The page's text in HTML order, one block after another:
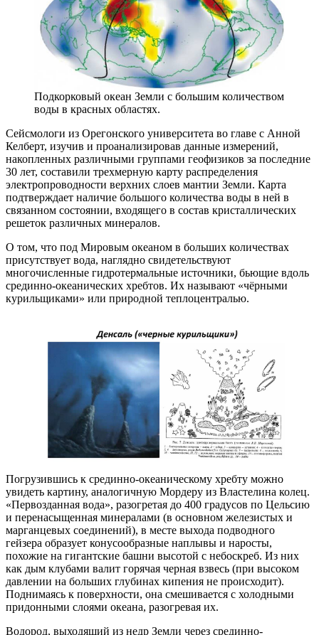
Подкорковый океан Земли с большим количеством
воды в красных областях.
Сейсмологи из Орегонского университета во главе с Анной
Келберт, изучив и проанализировав данные измерений,
накопленных различными группами геофизиков за последние
30 лет, составили трехмерную карту распределения
электропроводности верхних слоев мантии Земли. Карта
подтверждает наличие большого количества воды в ней в
связанном состоянии, входящего в состав кристаллических
решеток различных минералов.
О том, что под Мировым океаном в больших количествах
присутствует вода, наглядно свидетельствуют
многочисленные гидротермальные источники, бьющие вдоль
срединно-океанических хребтов. Их называют «чёрными
курильщиками» или природной теплоцентралью.
Погрузившись к срединно-океаническому хребту можно
увидеть картину, аналогичную Мордеру из Властелина колец.
«Первозданная вода», разогретая до 400 градусов по Цельсию
и перенасыщенная минералами (в основном железистых и
марганцевых соединений), в месте выхода подводного
гейзера образует конусообразные наплывы и наросты,
похожие на гигантские башни высотой с небоскреб. Из них
как дым клубами валит горячая черная взвесь (при высоком
давлении на больших глубинах кипения не происходит).
Поднимаясь к поверхности, она смешивается с холодными
придонными слоями океана, разогревая их.
Водород, выходящий из недр Земли через срединно-